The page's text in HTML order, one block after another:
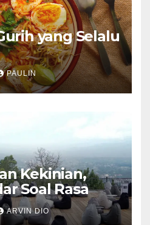
yang Selalu
PAULIN
Kekinian,
Soal Rasa
ARVIN DIO